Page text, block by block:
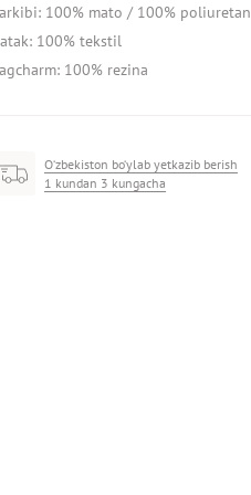
100% mato / 100% poliuretan
100% tekstil
100% rezina
O‘zbekiston bo‘ylab yetkazib berish
1 kundan 3 kungacha